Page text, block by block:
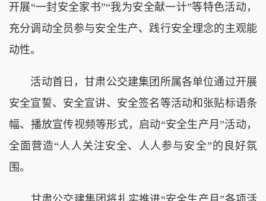
开展“一封安全家书”“我为安全献一计”等特色活动，
充分调动全员参与安全生产、践行安全理念的主观能
动性。
活动首日，甘肃公交建集团所属各单位通过开展
安全宣誓、安全宣讲、安全签名等活动和张贴标语条
幅、播放宣传视频等形式， 启动“安全生产月”活动，
全面营造“人人关注安全、人人参与安全”的良好氛
围。